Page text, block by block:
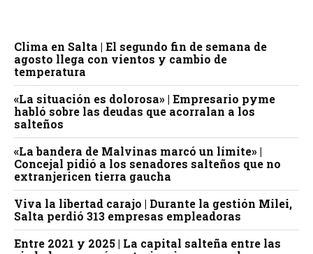
Clima en Salta | El segundo fin de semana de
agosto llega con vientos y cambio de
temperatura
«La situación es dolorosa» | Empresario pyme
habló sobre las deudas que acorralan a los
salteños
«La bandera de Malvinas marcó un límite» |
Concejal pidió a los senadores salteños que no
extranjericen tierra gaucha
Viva la libertad carajo | Durante la gestión Milei,
Salta perdió 313 empresas empleadoras
Entre 2021 y 2025 | La capital salteña entre las